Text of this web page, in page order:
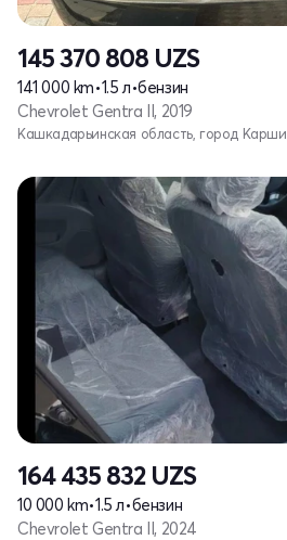
145 370 808 UZS
141 000 km•1.5 л•бензин
Chevrolet Gentra II, 2019
Кашкадарьинская область, город Карши
164 435 832 UZS
10 000 km•1.5 л•бензин
Chevrolet Gentra II, 2024